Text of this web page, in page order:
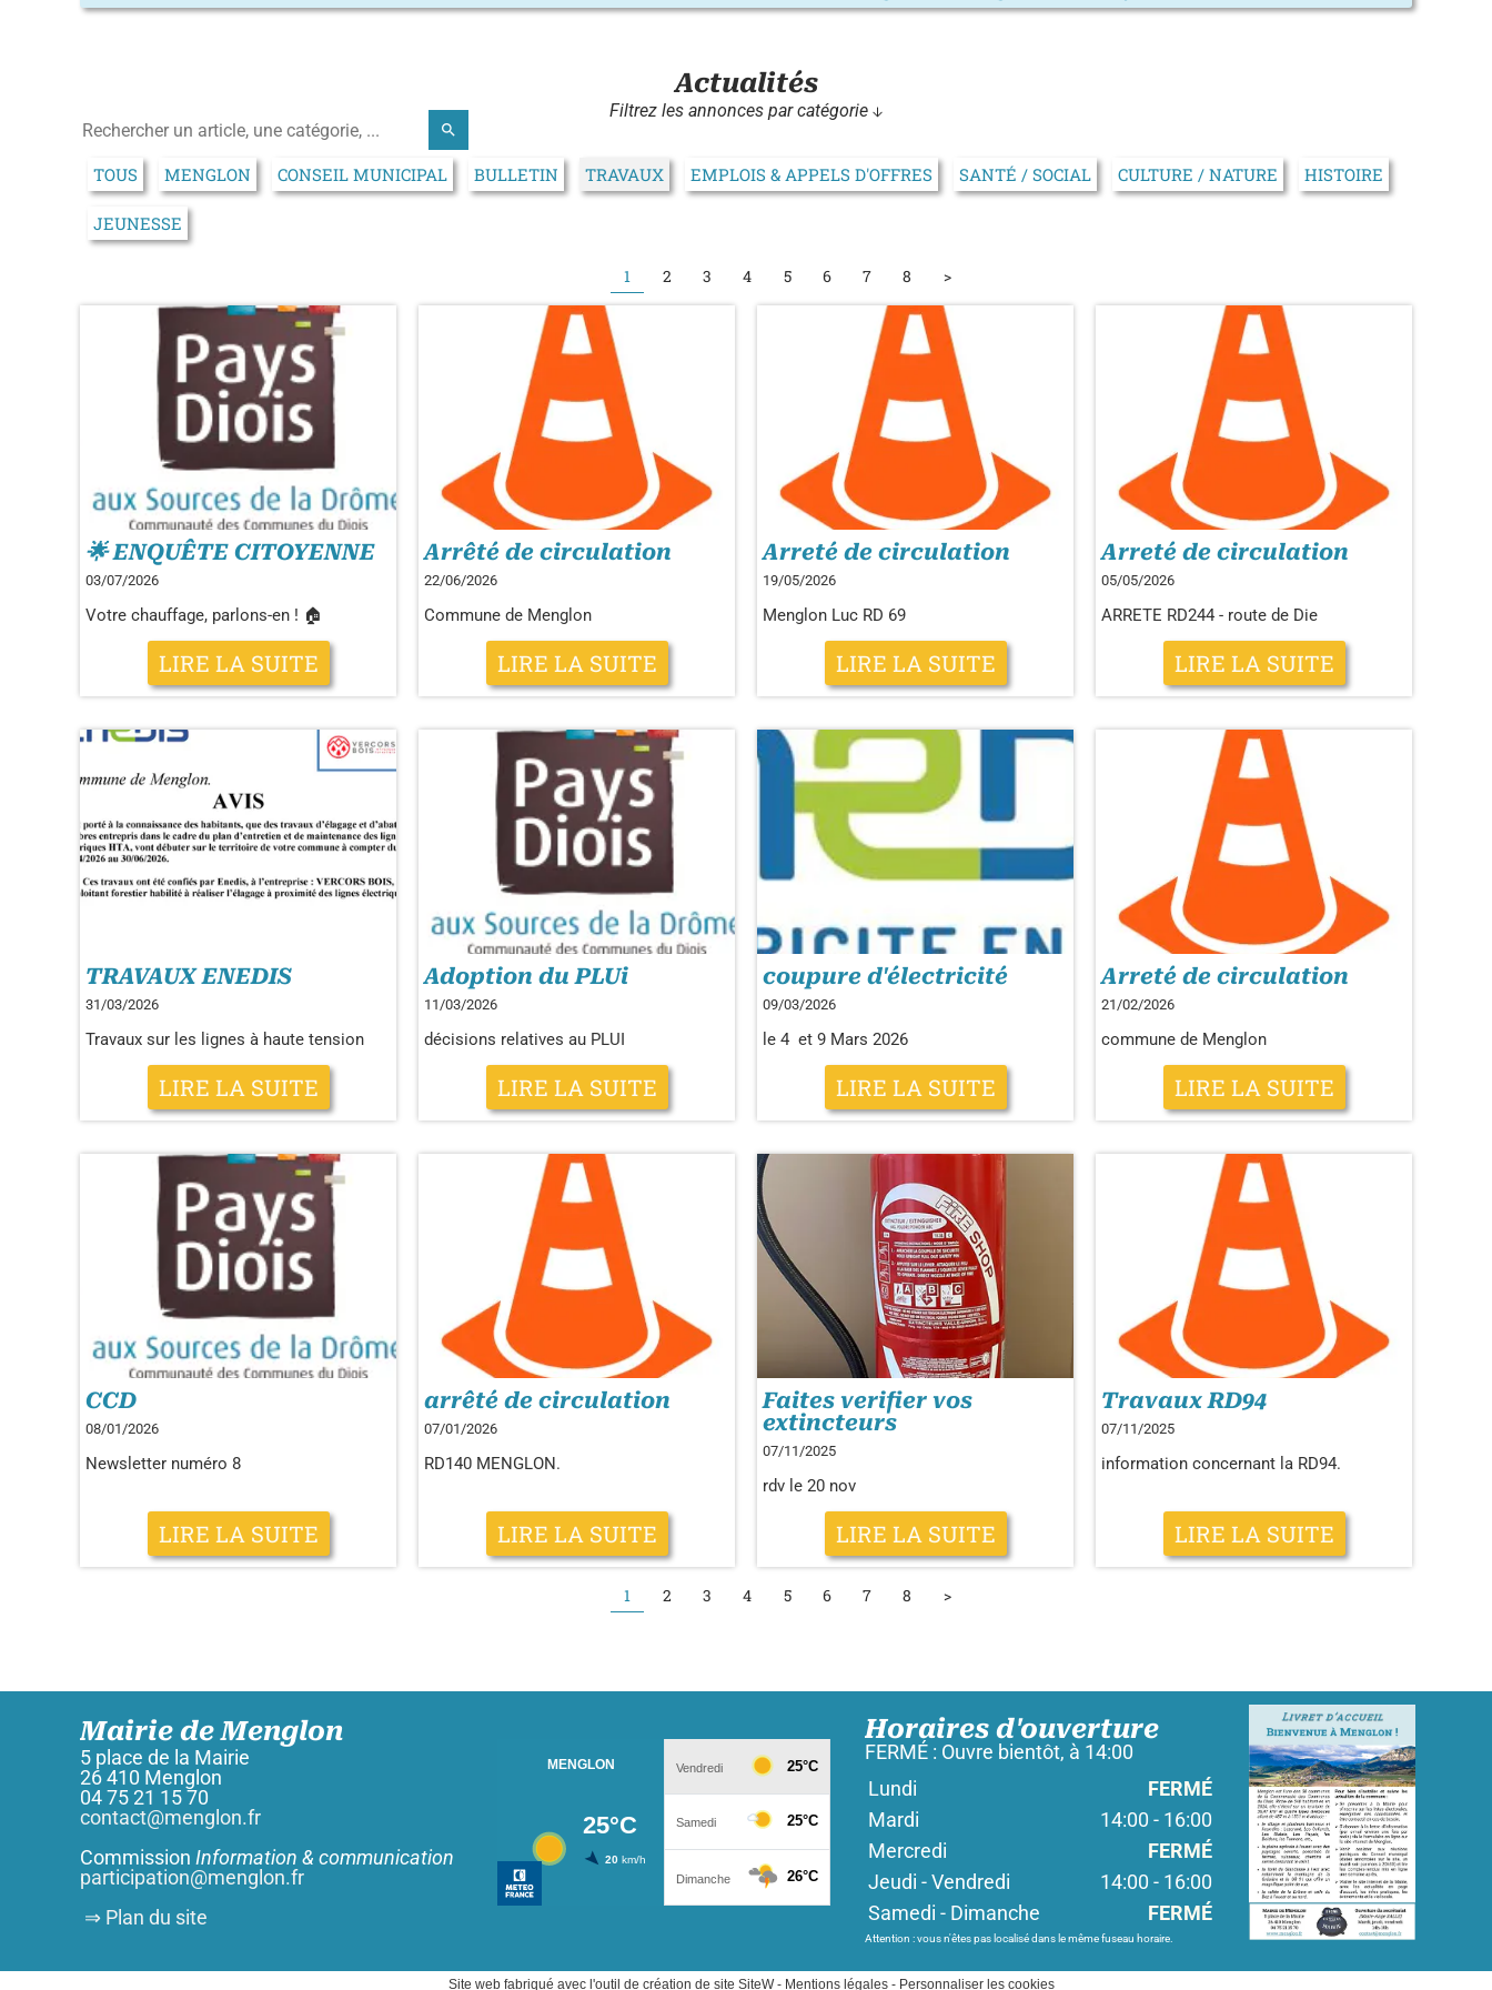
Site web fabriqué avec l'outil de création de site SiteW- Mentions légales - Personnaliser les cookies
Mairie de Menglon
5 place de la Mairie
26 410 Menglon
04 75 21 15 70
contact@menglon.fr
Commission Information & communication
participation@menglon.fr
⇒ Plan du site
Horaires d'ouverture
FERMÉ : Ouvre bientôt, à 14:00
Lundi
FERMÉ
Mardi
14:00 - 16:00
Mercredi
FERMÉ
Jeudi - Vendredi
14:00 - 16:00
Samedi - Dimanche
FERMÉ
Attention : vous n'êtes pas localisé dans le même fuseau horaire.
Actualités
Filtrez les annonces par catégorie ↓
search
TOUS MENGLON CONSEIL MUNICIPAL BULLETIN TRAVAUX EMPLOIS & APPELS D'OFFRES SANTÉ / SOCIAL CULTURE / NATURE HISTOIRE
JEUNESSE
1 2 3 4 5 6 7 8 >
🌟 ENQUÊTE CITOYENNE
03/07/2026
Votre chauffage, parlons-en ! 🏠
LIRE LA SUITE
Arrêté de circulation
22/06/2026
Commune de Menglon
LIRE LA SUITE
Arreté de circulation
19/05/2026
Menglon Luc RD 69
LIRE LA SUITE
Arreté de circulation
05/05/2026
ARRETE RD244 - route de Die
LIRE LA SUITE
TRAVAUX ENEDIS
31/03/2026
Travaux sur les lignes à haute tension
LIRE LA SUITE
Adoption du PLUi
11/03/2026
décisions relatives au PLUI
LIRE LA SUITE
coupure d'électricité
09/03/2026
le 4 et 9 Mars 2026
LIRE LA SUITE
Arreté de circulation
21/02/2026
commune de Menglon
LIRE LA SUITE
CCD
08/01/2026
Newsletter numéro 8
LIRE LA SUITE
arrêté de circulation
07/01/2026
RD140 MENGLON.
LIRE LA SUITE
Faites verifier vos
extincteurs
07/11/2025
rdv le 20 nov
LIRE LA SUITE
Travaux RD94
07/11/2025
information concernant la RD94.
LIRE LA SUITE
1 2 3 4 5 6 7 8 >